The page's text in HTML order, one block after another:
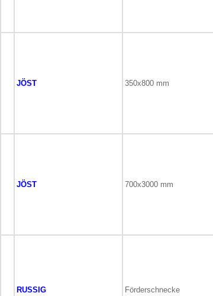
JÖST 350x800 mm
JÖST 700x3000 mm
RUSSIG Förderschnecke